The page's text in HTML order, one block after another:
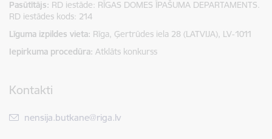
Pasūtītājs RD iestāde: RĪGAS DOMES ĪPAŠUMA DEPARTAMENTS.
RD iestādes kods: 214
Līguma izpildes vieta Rīga, Ģertrūdes iela 28 (LATVIJA), LV-1011
Iepirkuma procedūra Atklāts konkurss
Kontakti
E-pasts:
nensija.butkane@riga.lv